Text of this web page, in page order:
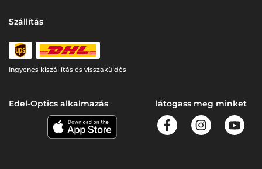
Szállítás
Ingyenes kiszállítás és visszaküldés
Edel-Optics alkalmazás látogass meg minket